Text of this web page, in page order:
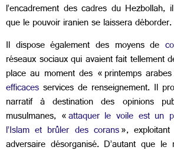
l’encadrement des cadres du
que le pouvoir iranien se laissera déborder.
Il dispose également des moyens de
réseaux sociaux qui avaient fait tellement
place au moment des « printemps
efficaces services de renseignement. Il
narratif à destination des opinions
musulmanes, «attaquer le voile est un
l’Islam et brûler des corans»,
adversaire désorganisé. D’autant que le